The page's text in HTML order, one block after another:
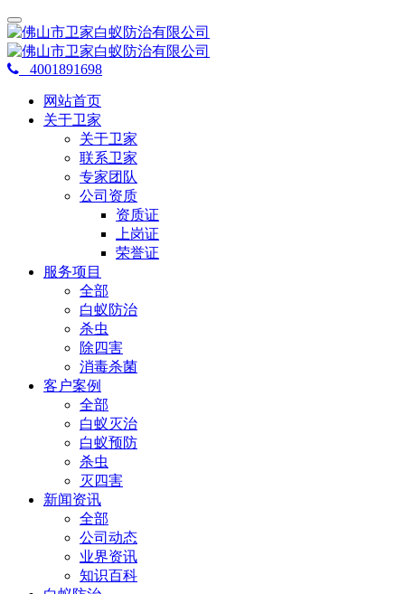
4001891698
网站首页
关于卫家
关于卫家
联系卫家
专家团队
公司资质
资质证
上岗证
荣誉证
服务项目
全部
白蚁防治
杀虫
除四害
消毒杀菌
客户案例
全部
白蚁灭治
白蚁预防
杀虫
灭四害
新闻资讯
全部
公司动态
业界资讯
知识百科